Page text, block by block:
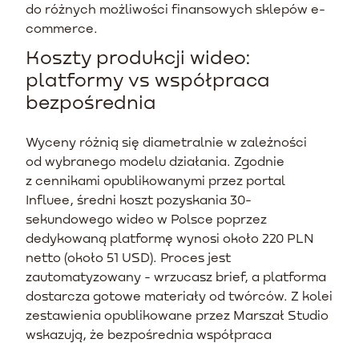
do różnych możliwości finansowych sklepów e-
commerce.
Koszty produkcji wideo:
platformy vs współpraca
bezpośrednia
Wyceny różnią się diametralnie w zależności
od wybranego modelu działania. Zgodnie
z cennikami opublikowanymi przez portal
Influee, średni koszt pozyskania 30-
sekundowego wideo w Polsce poprzez
dedykowaną platformę wynosi około 220 PLN
netto (około 51 USD). Proces jest
zautomatyzowany - wrzucasz brief, a platforma
dostarcza gotowe materiały od twórców. Z kolei
zestawienia opublikowane przez Marszał Studio
wskazują, że bezpośrednia współpraca